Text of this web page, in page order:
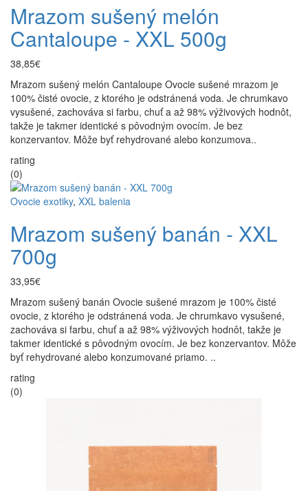
Mrazom sušený melón
Cantaloupe - XXL 500g
38,85€
Mrazom sušený melón Cantaloupe Ovocie sušené mrazom je
100% čisté ovocie, z ktorého je odstránená voda. Je chrumkavo
vysušené, zachováva si farbu, chuť a až 98% výživových hodnôt,
takže je takmer identické s pôvodným ovocím. Je bez
konzervantov. Môže byť rehydrované alebo konzumova..
rating
(0)
Ovocie exotiky, XXL balenia
Mrazom sušený banán - XXL
700g
33,95€
Mrazom sušený banán Ovocie sušené mrazom je 100% čisté
ovocie, z ktorého je odstránená voda. Je chrumkavo vysušené,
zachováva si farbu, chuť a až 98% výživových hodnôt, takže je
takmer identické s pôvodným ovocím. Je bez konzervantov. Môže
byť rehydrované alebo konzumované priamo. ..
rating
(0)